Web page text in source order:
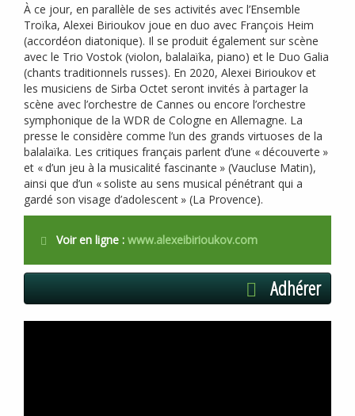
À ce jour, en parallèle de ses activités avec l’Ensemble
Troïka, Alexei Birioukov joue en duo avec François Heim
(accordéon diatonique). Il se produit également sur scène
avec le Trio Vostok (violon, balalaïka, piano) et le Duo Galia
(chants traditionnels russes). En 2020, Alexei Birioukov et
les musiciens de Sirba Octet seront invités à partager la
scène avec l’orchestre de Cannes ou encore l’orchestre
symphonique de la WDR de Cologne en Allemagne. La
presse le considère comme l’un des grands virtuoses de la
balalaïka. Les critiques français parlent d’une «découverte »
et «d’un jeu à la musicalité fascinante » (Vaucluse Matin),
ainsi que d’un « soliste au sens musical pénétrant qui a
gardé son visage d’adolescent » (La Provence).
Voir en ligne : www.alexeibirioukov.com
Adhérer